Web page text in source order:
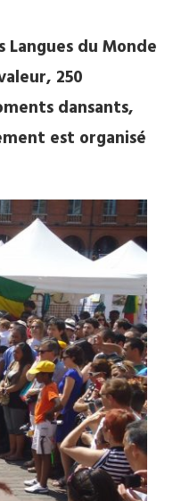
Langues du Monde
250
dansants,
est organisé